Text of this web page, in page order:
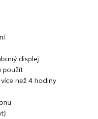
displej
použít
než 4 hodiny